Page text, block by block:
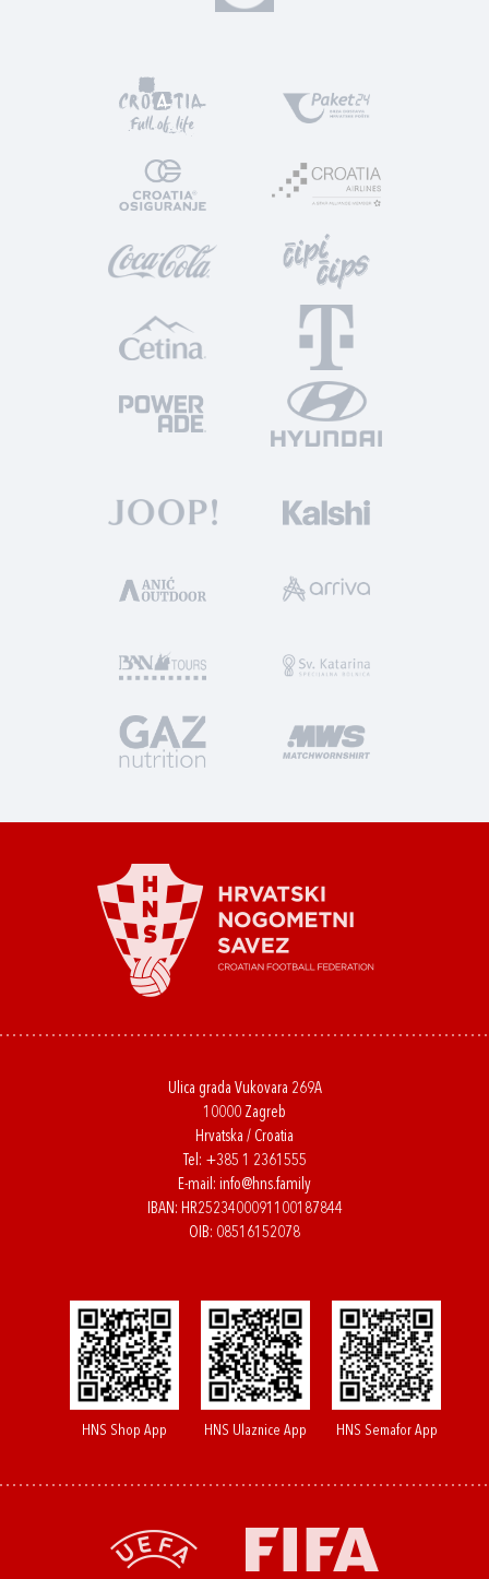
Ulica grada Vukovara 269A
10000 Zagreb
Hrvatska / Croatia
Tel: +385 1 2361555
E-mail: info@hns.family
IBAN: HR2523400091100187844
OIB: 08516152078
HNS Shop App HNS Ulaznice App HNS Semafor App